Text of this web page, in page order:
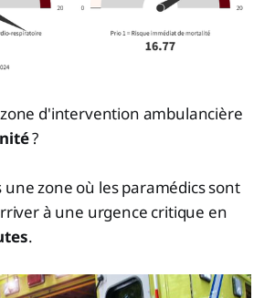
d'intervention ambulancière
?
une zone où les paramédics sont
à une urgence critique en
.